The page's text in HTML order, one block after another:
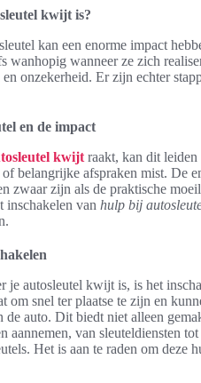
kwijt is?
kan een enorme impact
wanhopig wanneer ze zich
onzekerheid. Er zijn echter
en de impact
kwijt raakt, kan dit leiden
belangrijke afspraken mist. De
zwaar zijn als de praktische
inschakelen van hulp bij
je autosleutel kwijt is, is het
om snel ter plaatse te zijn en
de auto. Dit biedt niet alleen
aannemen, van sleuteldiensten
Het is aan te raden om deze